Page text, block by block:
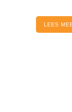
LEES